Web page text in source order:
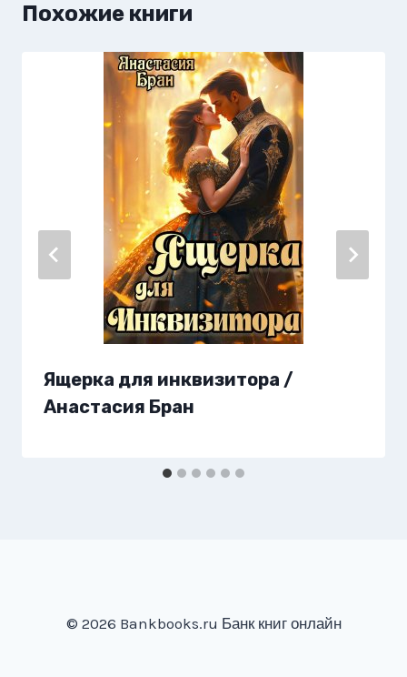
Похожие книги
Ящерка для инквизитора /
Анастaсия Бран
© 2026 Bankbooks.ru Банк книг онлайн